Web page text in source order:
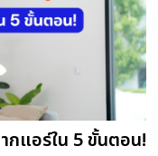
แอร์ใน 5 ขั้นตอน!